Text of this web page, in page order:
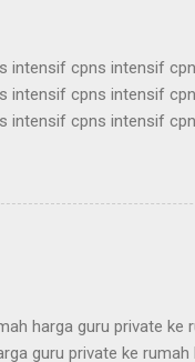
cpns intensif
cpns intensif
cpns intensif
intensif cpns intensif
cpns intensif
cpns intensif
harga guru private ke
guru private ke